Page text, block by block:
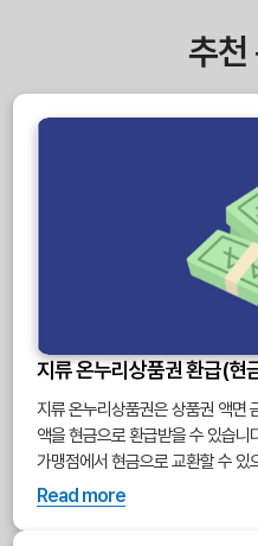
추천
지류 온누리상품권 환급(현
지류 온누리상품권은 상품권 액면
액을 현금으로 환급받을 수 있습
가맹점에서 현금으로 교환할 수 있
니다.
Read more